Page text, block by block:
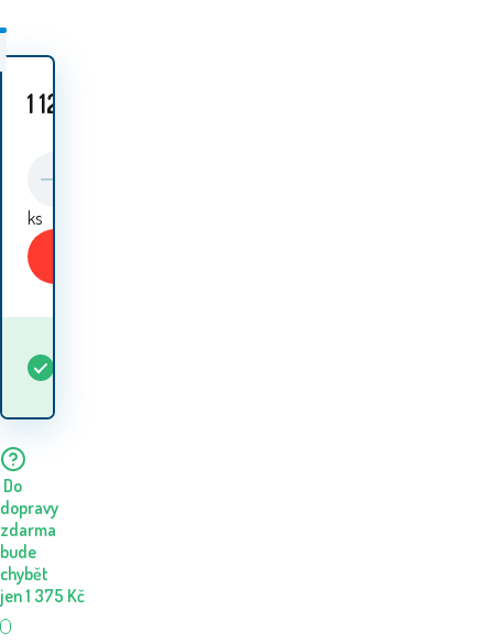
1 125
ks
Do
dopravy
zdarma
bude
chybět
jen1 375 Kč